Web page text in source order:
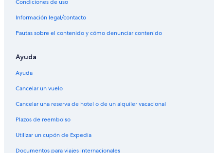
Condiciones de uso
Información legal/contacto
Pautas sobre el contenido y cómo denunciar contenido
Ayuda
Ayuda
Cancelar un vuelo
Cancelar una reserva de hotel o de un alquiler vacacional
Plazos de reembolso
Utilizar un cupón de Expedia
Documentos para viajes internacionales